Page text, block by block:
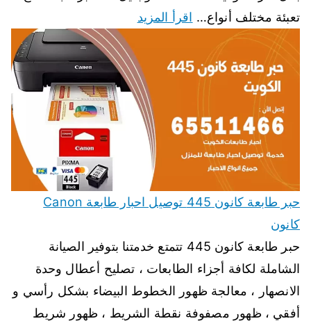
تعبئة مختلف أنواع… اقرأ المزيد
حبر طابعة كانون 445 توصيل احبار طابعة Canon
كانون
حبر طابعة كانون 445 تتمتع خدمتنا بتوفير الصيانة
الشاملة لكافة أجزاء الطابعات ، تصليح أعطال وحدة
الانصهار ، معالجة ظهور الخطوط البيضاء بشكل رأسي و
أفقي ، ظهور مصفوفة نقطة الشريط ، ظهور شريط